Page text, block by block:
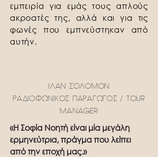
εμπειρία για εμάς τους απλούς
ακροατές της, αλλά και για τις
φωνές που εμπνεύστηκαν από
αυτήν.
ΙΛΑΝ ΣΟΛΟΜΟΝ
ΡΑΔΙΟΦΩΝΙΚΟΣ ΠΑΡΑΓΩΓΟΣ / TOUR
MANAGER
«Η Σοφία Νοητή είναι μία μεγάλη
ερμηνεύτρια, πράγμα που λείπει
από την εποχή μας.»